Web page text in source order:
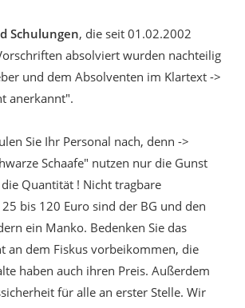
Schulungen, die seit 01.02.2002
absolviert wurden nachteilig
und dem Absolventen im Klartext ->
anerkannt".
Sie Ihr Personal nach, denn ->
Schaafe" nutzen nur die Gunst
die Quantität ! Nicht tragbare
bis 120 Euro sind der BG und den
ein Manko. Bedenken Sie das
an dem Fiskus vorbeikommen, die
haben auch ihren Preis. Außerdem
für alle an erster Stelle. Wir